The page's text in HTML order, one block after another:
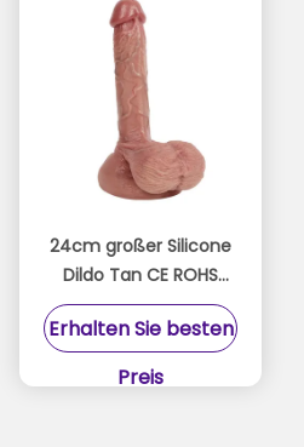
24cm großer Silicone
Dildo Tan CE ROHS
Zertifizierung für
maximale Freude
Erhalten Sie besten
Preis